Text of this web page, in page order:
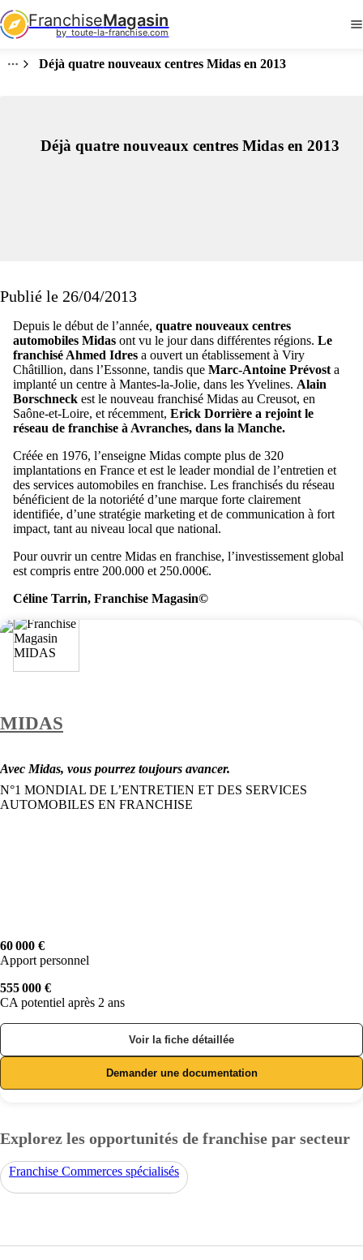
FranchiseMagasin
by  toute-la-franchise.com
Déjà quatre nouveaux centres Midas en 2013
Déjà quatre nouveaux centres Midas en 2013
Publié le 26/04/2013
Depuis le début de l’année, quatre nouveaux centres
automobiles Midas ont vu le jour dans différentes régions. Le
franchisé Ahmed Idres a ouvert un établissement à Viry
Châtillion, dans l’Essonne, tandis que Marc-Antoine Prévost a
implanté un centre à Mantes-la-Jolie, dans les Yvelines. Alain
Borschneck est le nouveau franchisé Midas au Creusot, en
Saône-et-Loire, et récemment, Erick Dorrière a rejoint le
réseau de franchise à Avranches, dans la Manche.
Créée en 1976, l’enseigne Midas compte plus de 320
implantations en France et est le leader mondial de l’entretien et
des services automobiles en franchise. Les franchisés du réseau
bénéficient de la notoriété d’une marque forte clairement
identifiée, d’une stratégie marketing et de communication à fort
impact, tant au niveau local que national.
Pour ouvrir un centre Midas en franchise, l’investissement global
est compris entre 200.000 et 250.000€.
Céline Tarrin, Franchise Magasin©
MIDAS
Avec Midas, vous pourrez toujours avancer.
N°1 MONDIAL DE L’ENTRETIEN ET DES SERVICES
AUTOMOBILES EN FRANCHISE
60 000 €
Apport personnel
555 000 €
CA potentiel après 2 ans
Voir la fiche détaillée
Demander une documentation
Explorez les opportunités de franchise par secteur
Franchise Commerces spécialisés